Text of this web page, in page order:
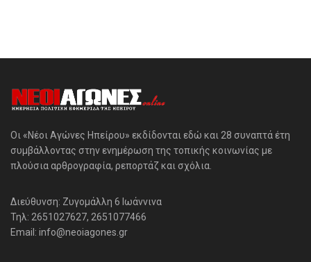
Οι «Νέοι Αγώνες Ηπείρου» εκδίδονται εδώ και 28 συναπτά έτη
συμβάλλοντας στην ενημέρωση της τοπικής κοινωνίας με
πλούσια αρθρογραφία, ρεπορτάζ και σχόλια.
Διεύθυνση: Ζυγομάλλη 6 Ιωάννινα
Τηλ: 2651027627, 2651077466
Email: info@neoiagones.gr